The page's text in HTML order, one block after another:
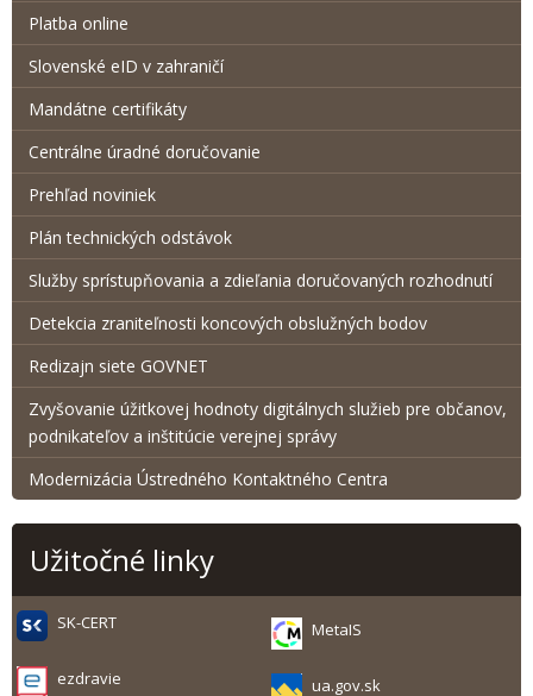
Platba online
Slovenské eID v zahraničí
Mandátne certifikáty
Centrálne úradné doručovanie
Prehľad noviniek
Plán technických odstávok
Služby sprístupňovania a zdieľania doručovaných rozhodnutí
Detekcia zraniteľnosti koncových obslužných bodov
Redizajn siete GOVNET
Zvyšovanie úžitkovej hodnoty digitálnych služieb pre občanov,
podnikateľov a inštitúcie verejnej správy
Modernizácia Ústredného Kontaktného Centra
Užitočné linky
SK-CERT MetaIS
ezdravie ua.gov.sk